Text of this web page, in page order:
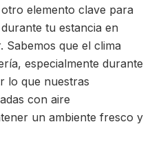
elemento clave para
tu estancia en
Sabemos que el clima
especialmente durante
lo que nuestras
con aire
un ambiente fresco y